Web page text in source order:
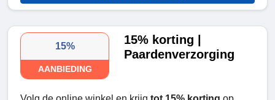
15%
AANBIEDING
15% korting |
Paardenverzorging